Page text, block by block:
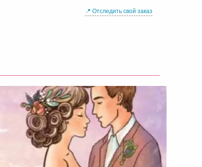
📍 Отследить свой заказ